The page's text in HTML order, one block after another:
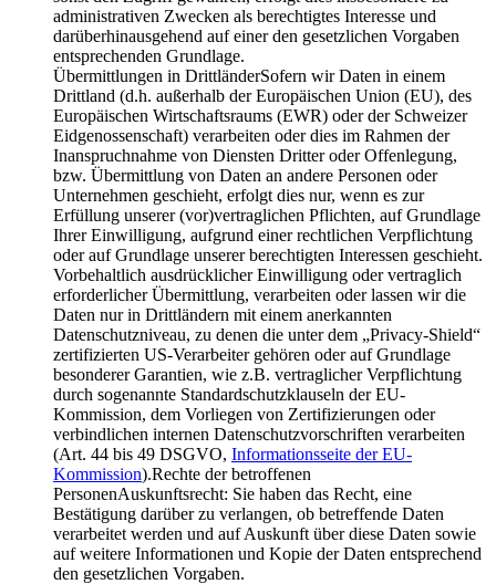
administrativen Zwecken als berechtigtes Interesse und
darüberhinausgehend auf einer den gesetzlichen Vorgaben
entsprechenden Grundlage.
Übermittlungen in DrittländerSofern wir Daten in einem
Drittland (d.h. außerhalb der Europäischen Union (EU), des
Europäischen Wirtschaftsraums (EWR) oder der Schweizer
Eidgenossenschaft) verarbeiten oder dies im Rahmen der
Inanspruchnahme von Diensten Dritter oder Offenlegung,
bzw. Übermittlung von Daten an andere Personen oder
Unternehmen geschieht, erfolgt dies nur, wenn es zur
Erfüllung unserer (vor)vertraglichen Pflichten, auf Grundlage
Ihrer Einwilligung, aufgrund einer rechtlichen Verpflichtung
oder auf Grundlage unserer berechtigten Interessen geschieht.
Vorbehaltlich ausdrücklicher Einwilligung oder vertraglich
erforderlicher Übermittlung, verarbeiten oder lassen wir die
Daten nur in Drittländern mit einem anerkannten
Datenschutzniveau, zu denen die unter dem „Privacy-Shield“
zertifizierten US-Verarbeiter gehören oder auf Grundlage
besonderer Garantien, wie z.B. vertraglicher Verpflichtung
durch sogenannte Standardschutzklauseln der EU-
Kommission, dem Vorliegen von Zertifizierungen oder
verbindlichen internen Datenschutzvorschriften verarbeiten
(Art. 44 bis 49 DSGVO, Informationsseite der EU-
Kommission).Rechte der betroffenen
PersonenAuskunftsrecht: Sie haben das Recht, eine
Bestätigung darüber zu verlangen, ob betreffende Daten
verarbeitet werden und auf Auskunft über diese Daten sowie
auf weitere Informationen und Kopie der Daten entsprechend
den gesetzlichen Vorgaben.